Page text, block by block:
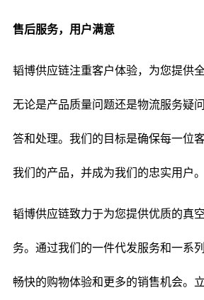
售后服务，用户满意
韬博供应链注重客户体验，为您提供
无论是产品质量问题还是物流服务疑
答和处理。我们的目标是确保每一位
我们的产品，并成为我们的忠实用户。
韬博供应链致力于为您提供优质的真
务。通过我们的一件代发服务和一系
畅快的购物体验和更多的销售机会。